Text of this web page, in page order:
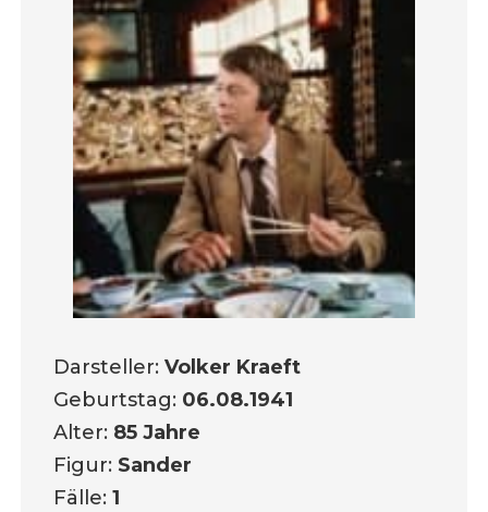
Darsteller:Volker Kraeft
Geburtstag: 06.08.1941
Alter: 85 Jahre
Figur: Sander
Fälle:1